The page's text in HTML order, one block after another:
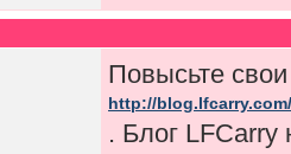
Повысьте
http://blog.lfcarry.com/
. Блог